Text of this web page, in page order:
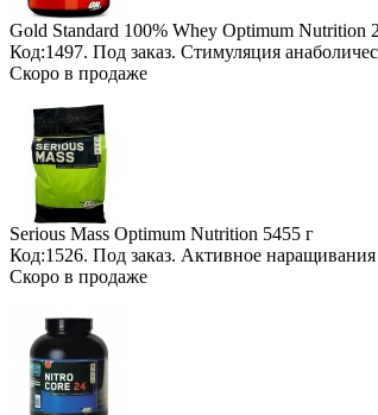
Gold Standard 100% Whey Optimum Nutrition
Код:1497. Под заказ. Стимуляция
Скоро в продаже
Serious Mass Optimum Nutrition 5455 г
Код:1526. Под заказ. Активное
Скоро в продаже